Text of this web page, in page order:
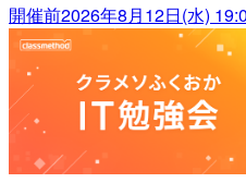
開催前2026年8月12日(水)